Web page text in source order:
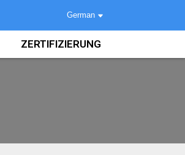
German
ZERTIFIZIERUNG